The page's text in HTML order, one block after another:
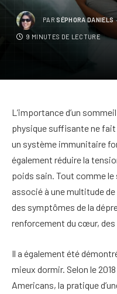
PAR SÉPHORA DANIELS
9 MINUTES DE LECTURE
L’importance d’un
physique suffisante ne
un système immunitaire
également réduire la
poids sain. Tout comme le
associé à une multitude
des symptômes de la
renforcement du cœur,
Il a également été
mieux dormir. Selon le
Americans, la pratique